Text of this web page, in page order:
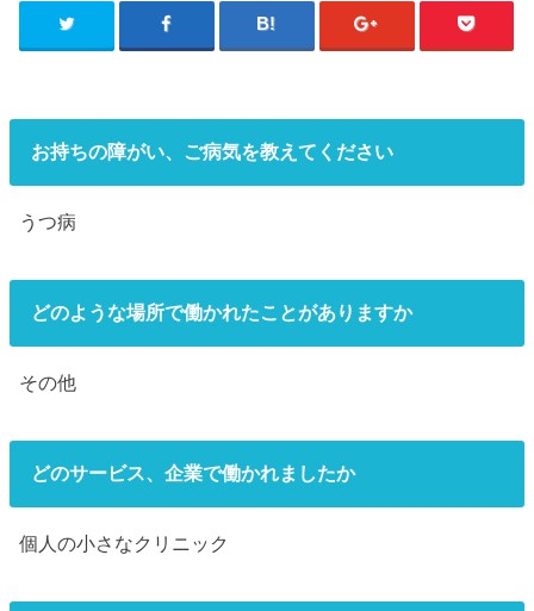
お持ちの障がい、ご病気を教えてください
うつ病
どのような場所で働かれたことがありますか
その他
どのサービス、企業で働かれましたか
個人の小さなクリニック